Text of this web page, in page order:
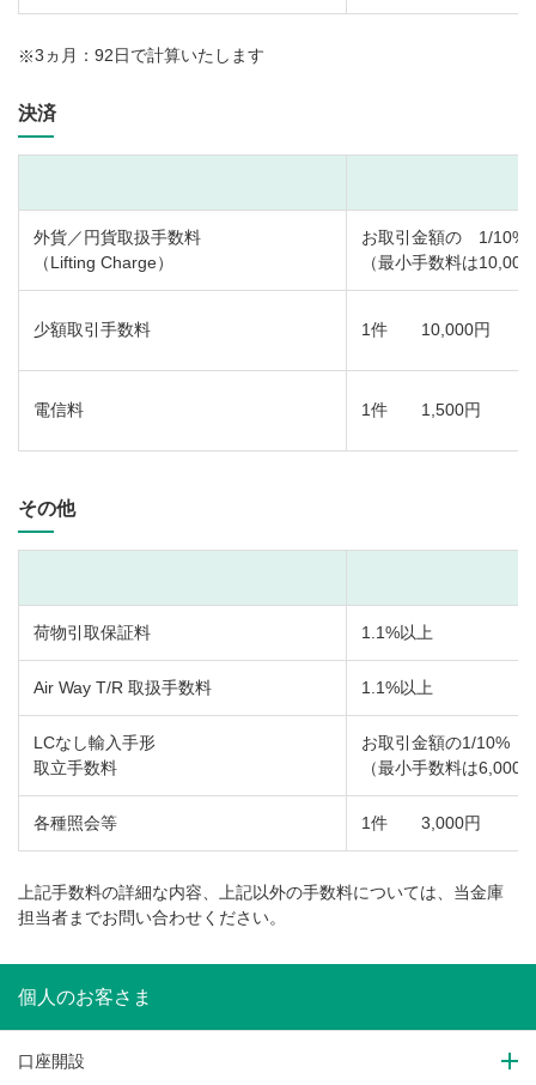
※3ヵ月：92日で計算いたします
決済
外貨／円貨取扱手数料
（Lifting Charge）
お取引金額の 1/10%
（最小手数料は
少額取引手数料 1件 10,000円
電信料 1件 1,500円
その他
荷物引取保証料 1.1%以上
Air Way T/R 取扱手数料 1.1%以上
LCなし輸入手形
取立手数料
お取引金額の1/10%
（最小手数料は6,000
各種照会等 1件 3,000円
上記手数料の詳細な内容、上記以外の手数料については、当金庫
担当者までお問い合わせください。
個人のお客さま
口座開設